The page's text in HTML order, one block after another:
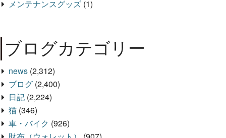
メンテナンスグッズ (1)
ブログカテゴリー
news (2,312)
ブログ (2,400)
日記 (2,224)
猫 (346)
車・バイク (926)